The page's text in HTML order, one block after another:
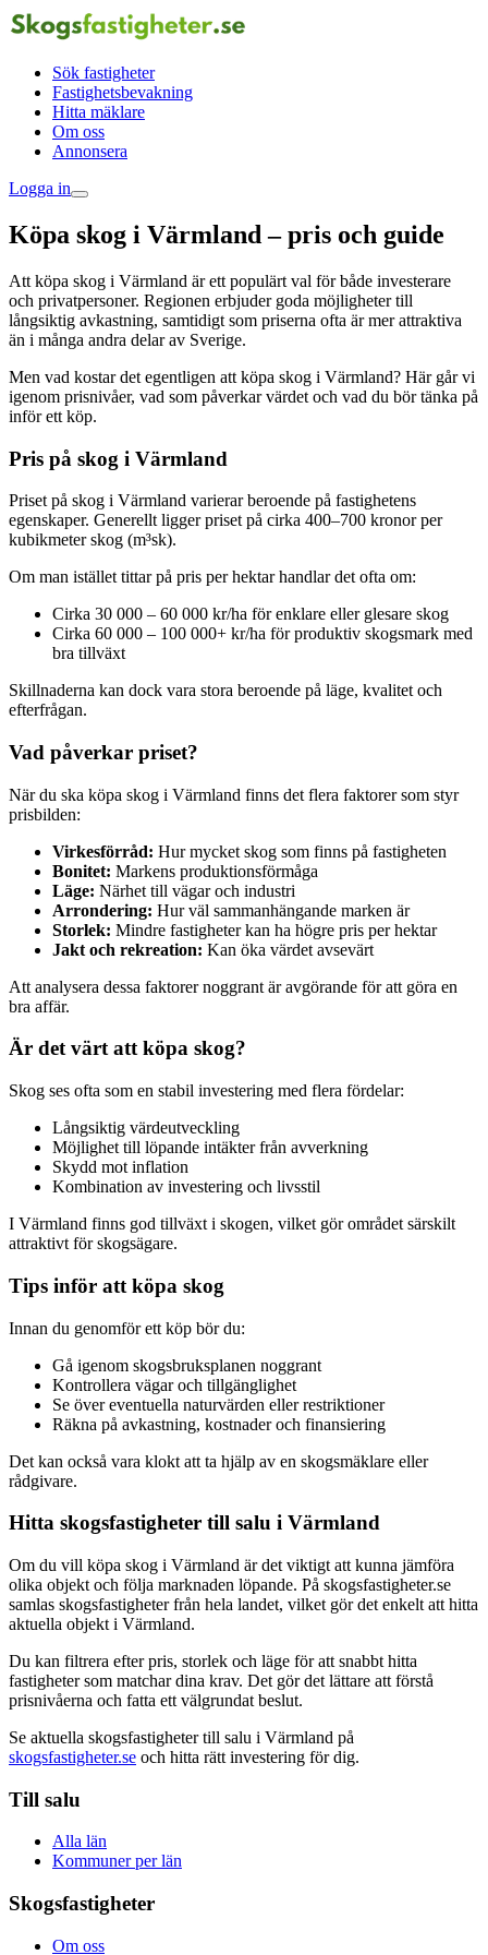
Sök fastigheter
Fastighetsbevakning
Hitta mäklare
Om oss
Annonsera
Logga in
Köpa skog i Värmland – pris och guide
Att köpa skog i Värmland är ett populärt val för både investerare
och privatpersoner. Regionen erbjuder goda möjligheter till
långsiktig avkastning, samtidigt som priserna ofta är mer attraktiva
än i många andra delar av Sverige.
Men vad kostar det egentligen att köpa skog i Värmland? Här går vi
igenom prisnivåer, vad som påverkar värdet och vad du bör tänka på
inför ett köp.
Pris på skog i Värmland
Priset på skog i Värmland varierar beroende på fastighetens
egenskaper. Generellt ligger priset på cirka 400–700 kronor per
kubikmeter skog (m³sk).
Om man istället tittar på pris per hektar handlar det ofta om:
Cirka 30 000 – 60 000 kr/ha för enklare eller glesare skog
Cirka 60 000 – 100 000+ kr/ha för produktiv skogsmark med
bra tillväxt
Skillnaderna kan dock vara stora beroende på läge, kvalitet och
efterfrågan.
Vad påverkar priset?
När du ska köpa skog i Värmland finns det flera faktorer som styr
prisbilden:
Virkesförråd: Hur mycket skog som finns på fastigheten
Bonitet: Markens produktionsförmåga
Läge: Närhet till vägar och industri
Arrondering: Hur väl sammanhängande marken är
Storlek: Mindre fastigheter kan ha högre pris per hektar
Jakt och rekreation: Kan öka värdet avsevärt
Att analysera dessa faktorer noggrant är avgörande för att göra en
bra affär.
Är det värt att köpa skog?
Skog ses ofta som en stabil investering med flera fördelar:
Långsiktig värdeutveckling
Möjlighet till löpande intäkter från avverkning
Skydd mot inflation
Kombination av investering och livsstil
I Värmland finns god tillväxt i skogen, vilket gör området särskilt
attraktivt för skogsägare.
Tips inför att köpa skog
Innan du genomför ett köp bör du:
Gå igenom skogsbruksplanen noggrant
Kontrollera vägar och tillgänglighet
Se över eventuella naturvärden eller restriktioner
Räkna på avkastning, kostnader och finansiering
Det kan också vara klokt att ta hjälp av en skogsmäklare eller
rådgivare.
Hitta skogsfastigheter till salu i Värmland
Om du vill köpa skog i Värmland är det viktigt att kunna jämföra
olika objekt och följa marknaden löpande. På skogsfastigheter.se
samlas skogsfastigheter från hela landet, vilket gör det enkelt att hitta
aktuella objekt i Värmland.
Du kan filtrera efter pris, storlek och läge för att snabbt hitta
fastigheter som matchar dina krav. Det gör det lättare att förstå
prisnivåerna och fatta ett välgrundat beslut.
Se aktuella skogsfastigheter till salu i Värmland på
skogsfastigheter.se och hitta rätt investering för dig.
Till salu
Alla län
Kommuner per län
Skogsfastigheter
Om oss